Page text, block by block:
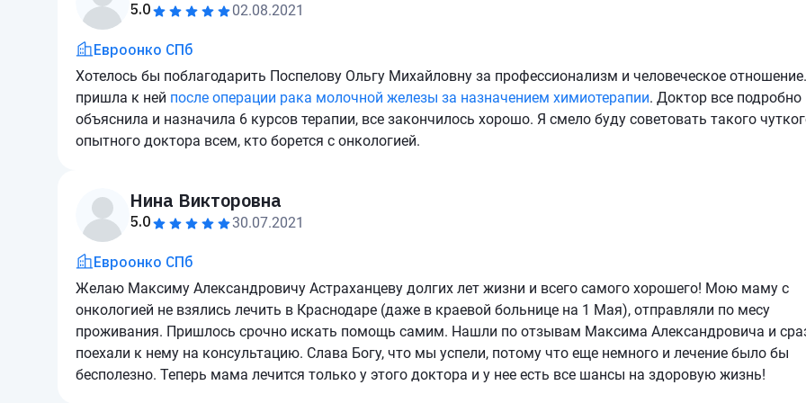
5.0 02.08.2021
Евроонко СПб
Хотелось бы поблагодарить Поспелову Ольгу Михайловну за профессионализм и человеческое
пришла к ней после операции рака молочной железы за назначением химиотерапии. Доктор все подробно
объяснила и назначила 6 курсов терапии, все закончилось хорошо. Я смело буду советовать такого
опытного доктора всем, кто борется с онкологией.
Нина Викторовна
5.0 30.07.2021
Евроонко СПб
Желаю Максиму Александровичу Астраханцеву долгих лет жизни и всего самого хорошего! Мою маму с
онкологией не взялись лечить в Краснодаре (даже в краевой больнице на 1 Мая), отправляли по месу
проживания. Пришлось срочно искать помощь самим. Нашли по отзывам Максима Александровича и
поехали к нему на консультацию. Слава Богу, что мы успели, потому что еще немного и лечение было бы
бесполезно. Теперь мама лечится только у этого доктора и у нее есть все шансы на здоровую жизнь!